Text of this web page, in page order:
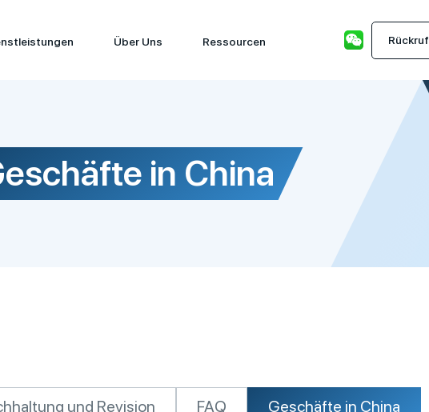
Über Uns Ressourcen Rückruf
in China
und Revision FAQ
Geschäfte in China